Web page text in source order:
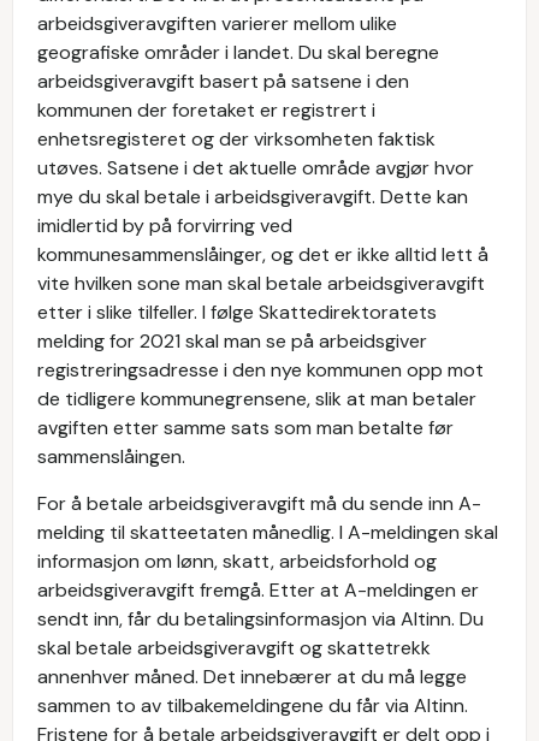
arbeidsgiveravgiften varierer mellom ulike
geografiske områder i landet. Du skal beregne
arbeidsgiveravgift basert på satsene i den
kommunen der foretaket er registrert i
enhetsregisteret og der virksomheten faktisk
utøves. Satsene i det aktuelle område avgjør hvor
mye du skal betale i arbeidsgiveravgift. Dette kan
imidlertid by på forvirring ved
kommunesammenslåinger, og det er ikke alltid lett å
vite hvilken sone man skal betale arbeidsgiveravgift
etter i slike tilfeller. I følge Skattedirektoratets
melding for 2021 skal man se på arbeidsgiver
registreringsadresse i den nye kommunen opp mot
de tidligere kommunegrensene, slik at man betaler
avgiften etter samme sats som man betalte før
sammenslåingen.
For å betale arbeidsgiveravgift må du sende inn A-
melding til skatteetaten månedlig. I A-meldingen skal
informasjon om lønn, skatt, arbeidsforhold og
arbeidsgiveravgift fremgå. Etter at A-meldingen er
sendt inn, får du betalingsinformasjon via Altinn. Du
skal betale arbeidsgiveravgift og skattetrekk
annenhver måned. Det innebærer at du må legge
sammen to av tilbakemeldingene du får via Altinn.
Fristene for å betale arbeidsgiveravgift er delt opp i